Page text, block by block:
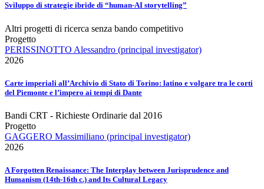
Sviluppo di strategie ibride di “human-AI storytelling”
Altri progetti di ricerca senza bando competitivo
Progetto
PERISSINOTTO Alessandro (principal investigator)
2026
Carte imperiali all’Archivio di Stato di Torino: latino e volgare tra le corti
del Piemonte e l’impero ai tempi di Dante
Bandi CRT - Richieste Ordinarie dal 2016
Progetto
GAGGERO Massimiliano (principal investigator)
2026
A Forgotten Renaissance: The Interplay between Jurisprudence and
Humanism (14th-16th c.) and Its Cultural Legacy